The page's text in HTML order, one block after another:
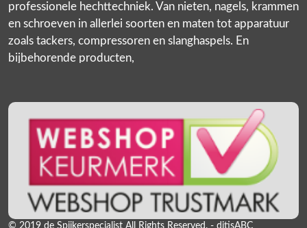
professionele hechttechniek. Van nieten, nagels, krammen
en schroeven in allerlei soorten en maten tot apparatuur
zoals tackers, compressoren en slanghaspels. En
bijbehorende producten,
© 2019 de Spijkerspecialist All Rights Reserved. - ditisABC